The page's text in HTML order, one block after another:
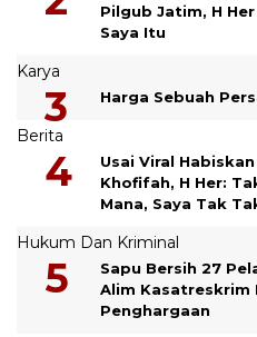
Pilgub Jatim, H
Saya Itu
Karya
Harga Sebuah
Berita
Usai Viral
Khofifah, H Her:
Mana, Saya Tak
Hukum Dan Kriminal
Sapu Bersih 27
Alim Kasatreskrim
Penghargaan